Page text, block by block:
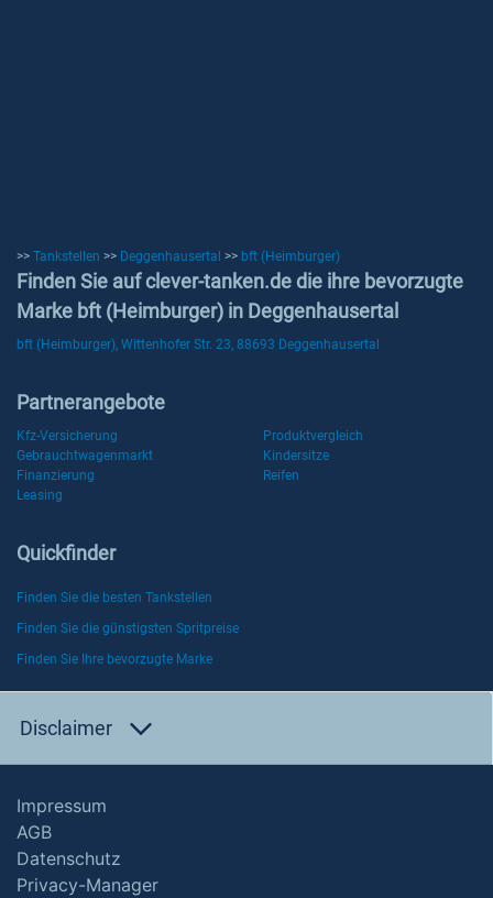
>> Tankstellen >> Deggenhausertal >> bft (Heimburger)
Finden Sie auf clever-tanken.de die ihre bevorzugte
Marke bft (Heimburger) in Deggenhausertal
bft (Heimburger), Wittenhofer Str. 23, 88693 Deggenhausertal
Partnerangebote
Kfz-Versicherung
Produktvergleich
Gebrauchtwagenmarkt
Kindersitze
Finanzierung
Reifen
Leasing
Quickfinder
Finden Sie die besten Tankstellen
Finden Sie die günstigsten Spritpreise
Finden Sie Ihre bevorzugte Marke
Disclaimer
Impressum
AGB
Datenschutz
Privacy-Manager